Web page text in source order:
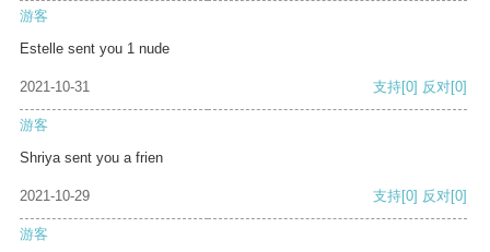
游客
Estelle sent you 1 nude
2021-10-31 支持[0] 反对[0]
游客
Shriya sent you a frien
2021-10-29 支持[0] 反对[0]
游客